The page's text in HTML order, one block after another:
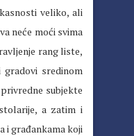
veliko, ali
neće moći svima
rang liste,
sredinom
subjekte
a zatim i
i građankama koji